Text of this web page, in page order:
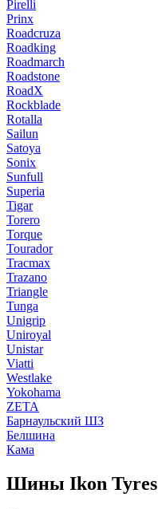
Pirelli
Prinx
Roadcruza
Roadking
Roadmarch
Roadstone
RoadX
Rockblade
Rotalla
Sailun
Satoya
Sonix
Sunfull
Superia
Tigar
Torero
Torque
Tourador
Tracmax
Trazano
Triangle
Tunga
Unigrip
Uniroyal
Unistar
Viatti
Westlake
Yokohama
ZETA
Барнаульский ШЗ
Белшина
Кама
Шины Ikon Tyres